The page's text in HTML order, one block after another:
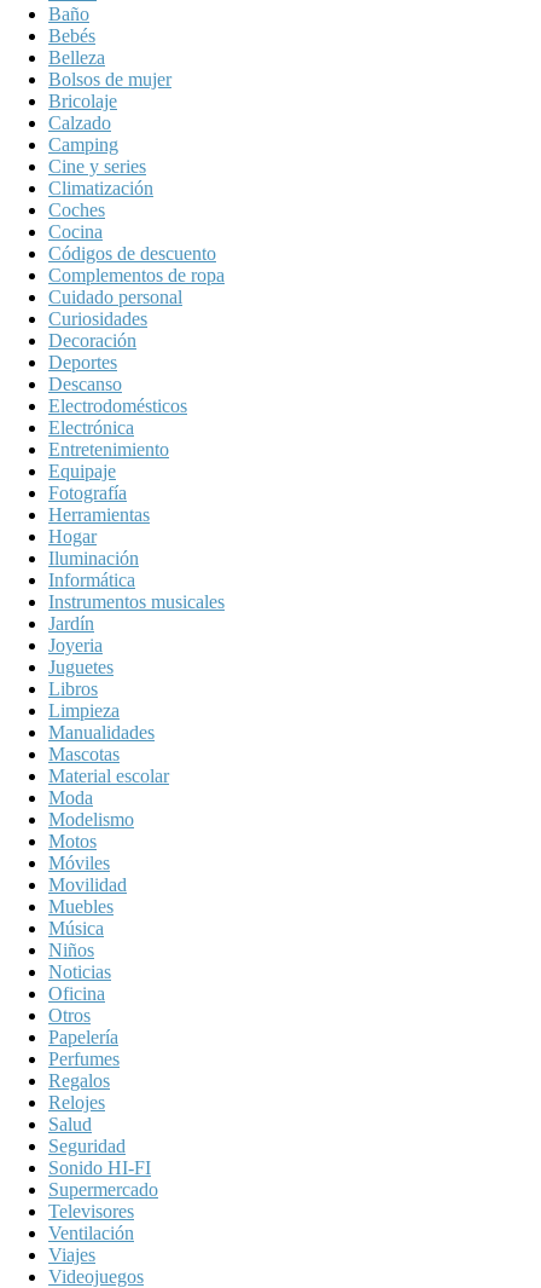
Baño
Bebés
Belleza
Bolsos de mujer
Bricolaje
Calzado
Camping
Cine y series
Climatización
Coches
Cocina
Códigos de descuento
Complementos de ropa
Cuidado personal
Curiosidades
Decoración
Deportes
Descanso
Electrodomésticos
Electrónica
Entretenimiento
Equipaje
Fotografía
Herramientas
Hogar
Iluminación
Informática
Instrumentos musicales
Jardín
Joyeria
Juguetes
Libros
Limpieza
Manualidades
Mascotas
Material escolar
Moda
Modelismo
Motos
Móviles
Movilidad
Muebles
Música
Niños
Noticias
Oficina
Otros
Papelería
Perfumes
Regalos
Relojes
Salud
Seguridad
Sonido HI-FI
Supermercado
Televisores
Ventilación
Viajes
Videojuegos